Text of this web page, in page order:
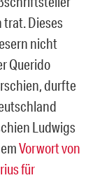
Dieses
nicht
Querido
durfte
Ludwigs
Vorwort von
für